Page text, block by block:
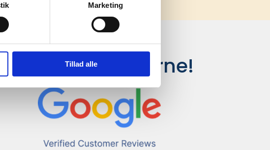
Marketing
Tillad alle
Det siger kunderne!